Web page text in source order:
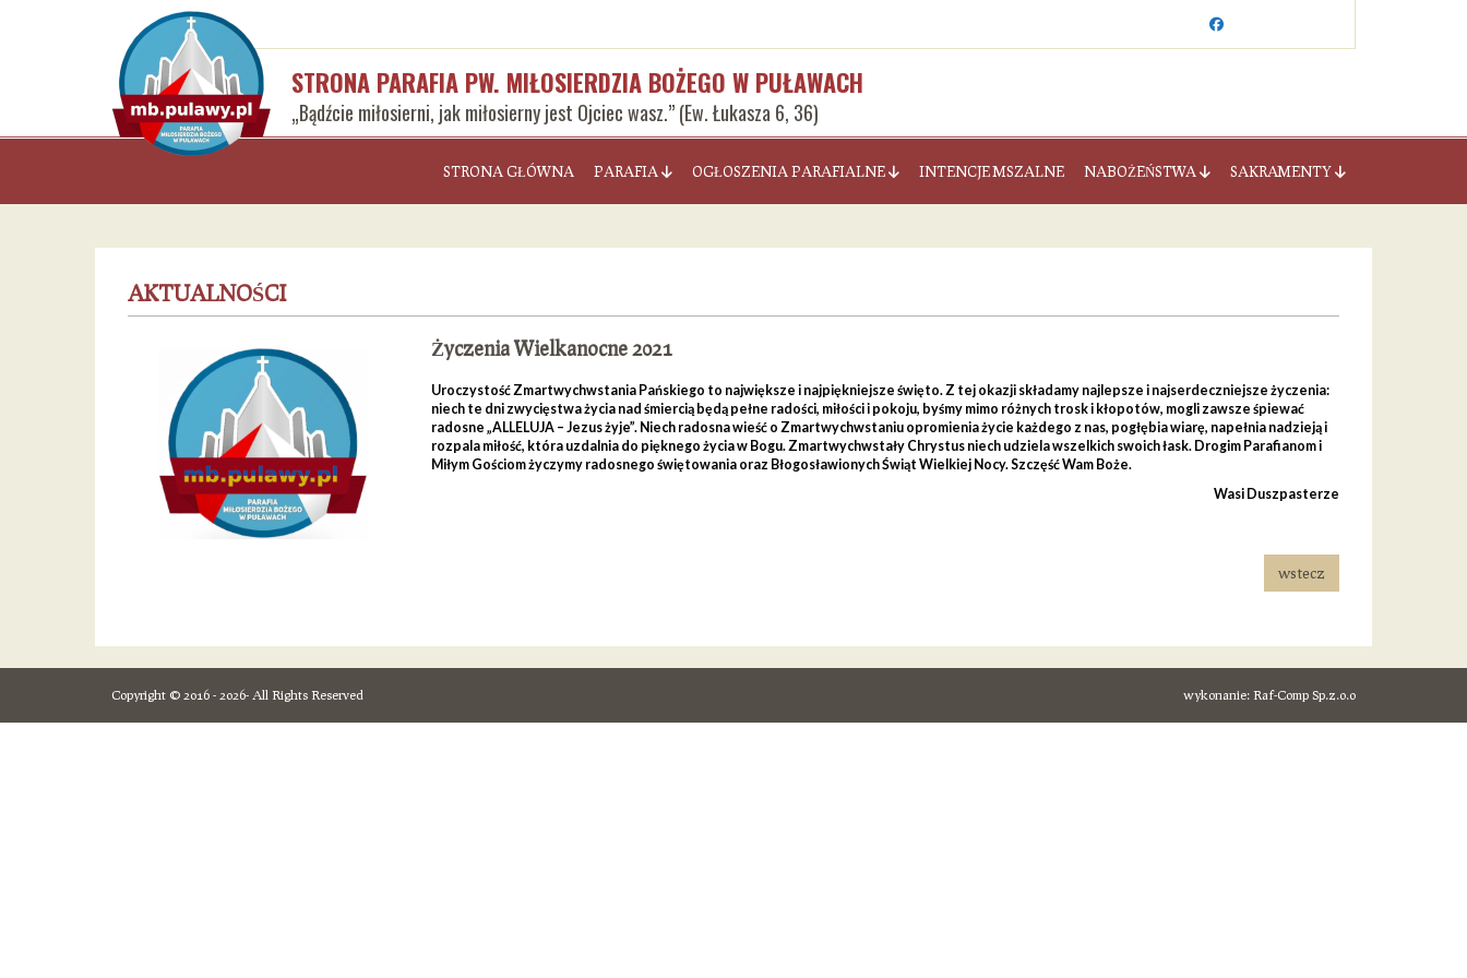
STRONA PARAFIA PW. MIŁOSIERDZIA BOŻEGO W PUŁAWACH
„Bądźcie miłosierni, jak miłosierny jest Ojciec wasz.” (Ew. Łukasza 6, 36)
STRONA GŁÓWNA PARAFIA OGŁOSZENIA PARAFIALNE INTENCJE MSZALNE NABOŻEŃSTWA SAKRAMENTY
AKTUALNOŚCI
Życzenia Wielkanocne 2021
Uroczystość Zmartwychwstania Pańskiego to największe i najpiękniejsze święto. Z tej okazji składamy najlepsze i najserdeczniejsze życzenia:
niech te dni zwycięstwa życia nad śmiercią będą pełne radości, miłości i pokoju, byśmy mimo różnych trosk i kłopotów, mogli zawsze śpiewać
radosne „ALLELUJA – Jezus żyje”. Niech radosna wieść o Zmartwychwstaniu opromienia życie każdego z nas, pogłębia wiarę, napełnia nadzieją i
rozpala miłość, która uzdalnia do pięknego życia w Bogu. Zmartwychwstały Chrystus niech udziela wszelkich swoich łask. Drogim Parafianom i
Miłym Gościom życzymy radosnego świętowania oraz Błogosławionych Świąt Wielkiej Nocy. Szczęść Wam Boże.
Wasi Duszpasterze
wstecz
Copyright © 2016 - 2026- All Rights Reserved wykonanie: Raf-Comp Sp.z.o.o